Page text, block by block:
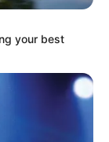
rumah, tentu
satu caranya
salah satu
your best